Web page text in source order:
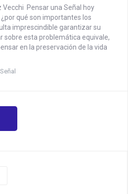
SEÑAL | LOS
LA VIDA
en la preservación de la vida